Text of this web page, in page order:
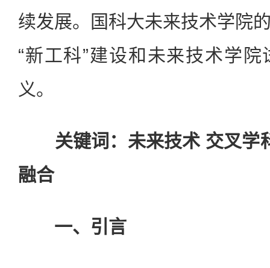
续发展。国科大未来技术学院
“新工科”建设和未来技术学
义。
关键词：未来技术 交叉学
融合
一、引言